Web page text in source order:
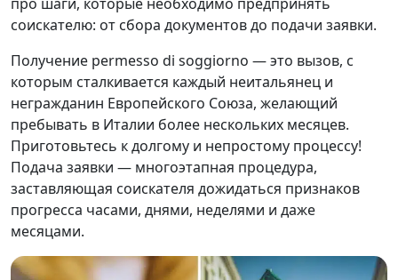
соискателю: от сбора документов до подачи заявки.
Получение permesso di soggiorno — это вызов, с
которым сталкивается каждый неитальянец и
негражданин Европейского Союза, желающий
пребывать в Италии более нескольких месяцев.
Приготовьтесь к долгому и непростому процессу!
Подача заявки — многоэтапная процедура,
заставляющая соискателя дожидаться признаков
прогресса часами, днями, неделями и даже
месяцами.